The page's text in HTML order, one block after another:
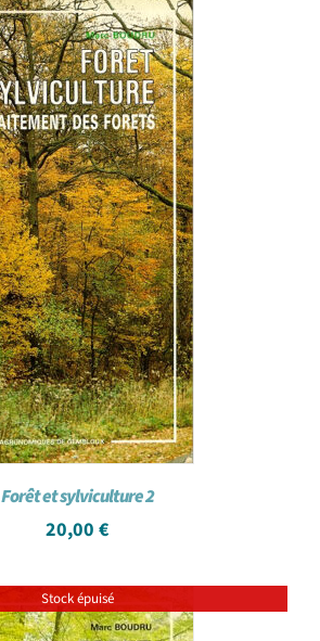
Forêt et sylviculture 2
20,00 €
Stock épuisé